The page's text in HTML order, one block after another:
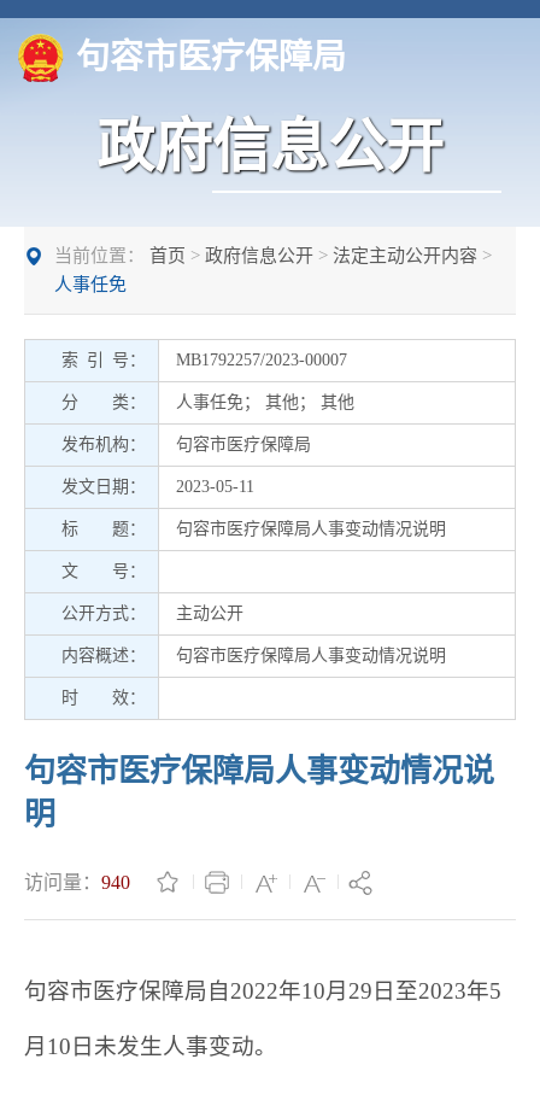
句容市医疗保障局
政府信息公开
当前位置： 首页 > 政府信息公开 > 法定主动公开内容 >
人事任免
索 引 号： MB1792257/2023-00007
分 类： 人事任免 ； 其他 ； 其他
发布机构： 句容市医疗保障局
发文日期： 2023-05-11
标 题： 句容市医疗保障局人事变动情况说明
文 号：
公开方式： 主动公开
内容概述： 句容市医疗保障局人事变动情况说明
时 效：
句容市医疗保障局人事变动情况说
明
访问量： 940
句容市医疗保障局自2022年10月29日至2023年5
月10日未发生人事变动。